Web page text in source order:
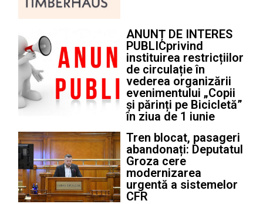
ANUNȚ DE INTERES
PUBLICprivind
instituirea restricțiilor
de circulație în
vederea organizării
evenimentului „Copii
și părinți pe Bicicletă”
în ziua de 1 iunie
Tren blocat, pasageri
abandonați: Deputatul
Groza cere
modernizarea
urgentă a sistemelor
CFR